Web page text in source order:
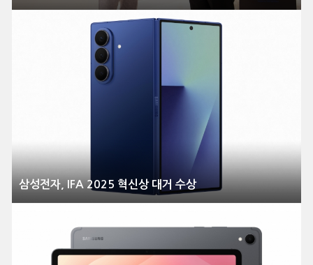
삼성전자, IFA 2025 혁신상 대거 수상